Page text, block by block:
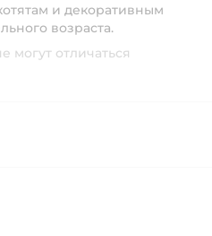
и декоративным
возраста.
могут отличаться